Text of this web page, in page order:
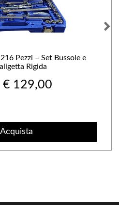
Pezzi – Set Bussole e
Rigida
€ 129,00
Acquista